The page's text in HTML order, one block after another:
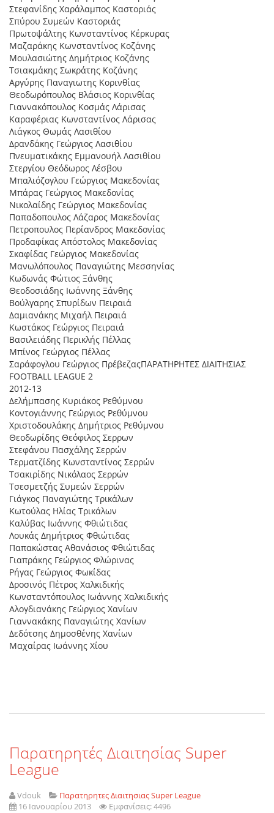
Στεφανίδης Χαράλαµπος Καστοριάς
Σπύρου Συµεών Καστοριάς
Πρωτοψάλτης Κωνσταντίνος Κέρκυρας
Μαζαράκης Κωνσταντίνος Κοζάνης
Μουλασιώτης ∆ηµήτριος Κοζάνης
Τσιακµάκης Σωκράτης Κοζάνης
Αργύρης Παναγιωτης Κορινθίας
Θεοδωρόπουλος Βλάσιος Κορινθίας
Γιαννακόπουλος Κοσµάς Λάρισας
Καραφέριας Κωνσταντίνος Λάρισας
Λιάγκος Θωµάς Λασιθίου
∆ρανδάκης Γεώργιος Λασιθίου
Πνευµατικάκης Εµµανουήλ Λασιθίου
Στεργίου Θεόδωρος Λέσβου
Μπαλιόζογλου Γεώργιος Μακεδονίας
Μπάρας Γεώργιος Μακεδονίας
Νικολαίδης Γεώργιος Μακεδονίας
Παπαδοπουλος Λάζαρος Μακεδονίας
Πετροπουλος Περίανδρος Μακεδονίας
Προδαφίκας Απόστολος Μακεδονίας
Σκαφίδας Γεώργιος Μακεδονίας
Μανωλόπουλος Παναγιώτης Μεσσηνίας
Κωδωνάς Φώτιος Ξάνθης
Θεοδοσιάδης Ιωάννης Ξάνθης
Βούλγαρης Σπυρίδων Πειραιά
∆αµιανάκης Μιχαήλ Πειραιά
Κωστάκος Γεώργιος Πειραιά
Βασιλειάδης Περικλής Πέλλας
Μπίνος Γεώργιος Πέλλας
Σαράφογλου Γεώργιος ΠρέβεζαςΠΑΡΑΤΗΡΗΤΕΣ ∆ΙΑΙΤΗΣΙΑΣ
FOOTBALL LEAGUE 2
2012-13
∆ελήµπασης Κυριάκος Ρεθύµνου
Κοντογιάννης Γεώργιος Ρεθύµνου
Χριστοδουλάκης ∆ηµήτριος Ρεθύµνου
Θεοδωρίδης Θεόφιλος Σερρων
Στεφάνου Πασχάλης Σερρών
Τερµατζίδης Κωνσταντίνος Σερρών
Τσακιρίδης Νικόλαος Σερρών
Τσεσµετζής Συµεών Σερρών
Γιάγκος Παναγιώτης Τρικάλων
Κωτούλας Ηλίας Τρικάλων
Καλύβας Ιωάννης Φθιώτιδας
Λουκάς ∆ηµήτριος Φθιώτιδας
Παπακώστας Αθανάσιος Φθιώτιδας
Γιαπράκης Γεώργιος Φλώρινας
Ρήγας Γεώργιος Φωκίδας
∆ροσινός Πέτρος Χαλκιδικής
Κωνσταντόπουλος Ιωάννης Χαλκιδικής
Αλογδιανάκης Γεώργιος Χανίων
Γιαννακάκης Παναγιώτης Χανίων
∆εδότσης ∆ηµοσθένης Χανίων
Μαχαίρας Ιωάννης Χίου
Παρατηρητές Διαιτησίας Super
League
Vdouk
Παρατηρητες Διαιτησιας Super League
16 Ιανουαρίου 2013
Εμφανίσεις: 4496